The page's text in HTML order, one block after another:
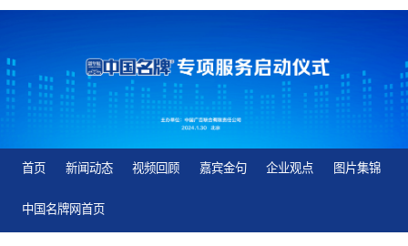
首页 新闻动态 视频回顾 嘉宾金句 企业观点 图片集锦
中国名牌网首页